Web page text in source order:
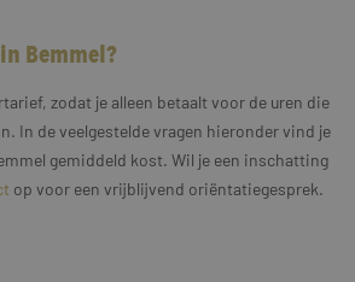
Bemmel?
zodat je alleen betaalt voor de uren die
In de veelgestelde vragen hieronder vind je
gemiddeld kost. Wil je een inschatting
op voor een vrijblijvend oriëntatiegesprek.